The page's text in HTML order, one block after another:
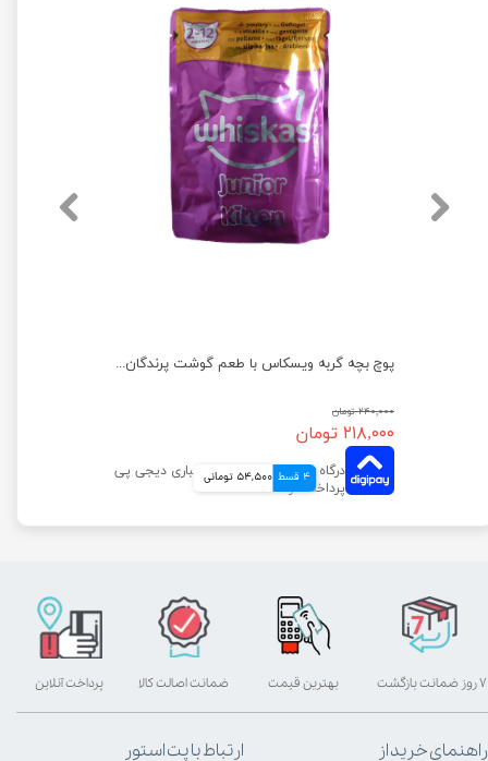
پوچ بچه گربه ویسکاس با طعم گوشت پرندگان وزن 85 گرم
۲۴۰,۰۰۰ تومان
۲۱۸,۰۰۰ تومان
4 قسط 54,500 تومانی
بهترین قیمت پرداخت آنلاین ۷ روز ضمانت بازگشت ضمانت اصالت کالا
راهنمای خرید از
ارتباط با پت استور